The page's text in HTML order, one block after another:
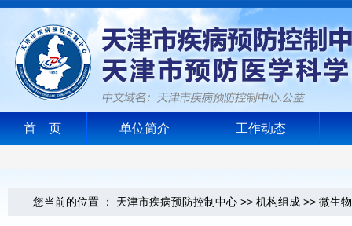
首 页 单位简介 工作动态
您当前的位置 ： 天津市疾病预防控制中心 >> 机构组成 >> 微生